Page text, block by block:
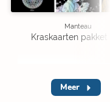
Manteau
Kraskaarten pakket
Meer